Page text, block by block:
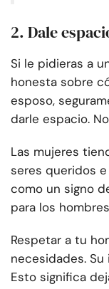
2. Dale
Si le pidieras a
honesta sobre
esposo,
darle espacio.
Las mujeres
seres queridos
como un signo
para los
Respetar a tu
necesidades.
Esto significa